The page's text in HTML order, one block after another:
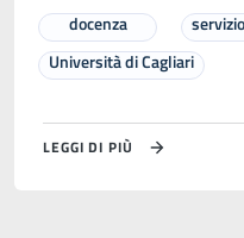
docenza
Università di Cagliari
LEGGI DI PIÙ